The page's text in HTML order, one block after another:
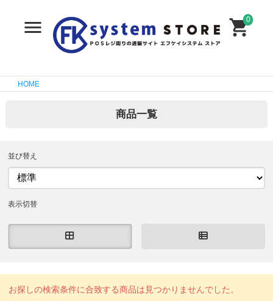
0
HOME
商品一覧
並び替え
表示切替
お探しの検索条件に合致する商品は見つかりませんでした。